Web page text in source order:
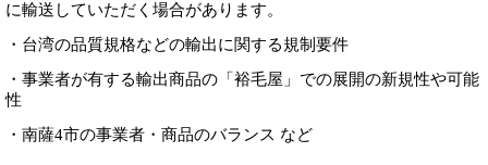
に輸送していただく場合があります。
・台湾の品質規格などの輸出に関する規制要件
・事業者が有する輸出商品の「裕毛屋」での展開の新規性や可能
性
・南薩4市の事業者・商品のバランス など